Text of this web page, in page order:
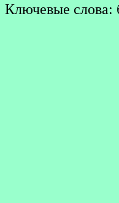
Ключевые слова: